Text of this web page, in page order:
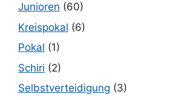
Junioren (60)
Kreispokal (6)
Pokal (1)
Schiri (2)
Selbstverteidigung (3)